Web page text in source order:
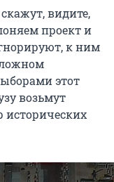
видите,
проект и
к ним
этот
возьмут
исторических